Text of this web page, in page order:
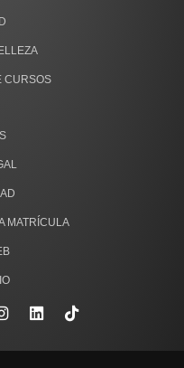
CURSOS
MATRÍCULA